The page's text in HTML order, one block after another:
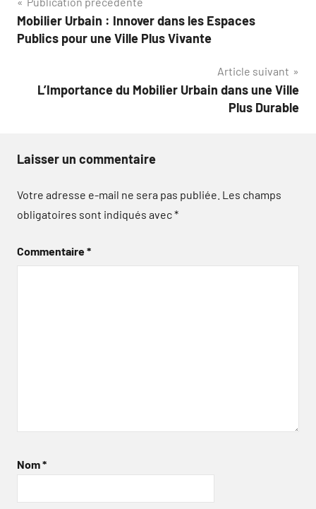
Navigation
de
Mobilier Urbain : Innover dans les Espaces
Publics pour une Ville Plus Vivante
Article suivant
L’Importance du Mobilier Urbain dans une Ville
Plus Durable
Laisser un commentaire
Votre adresse e-mail ne sera pas publiée. Les champs
obligatoires sont indiqués avec*
Commentaire*
Nom*